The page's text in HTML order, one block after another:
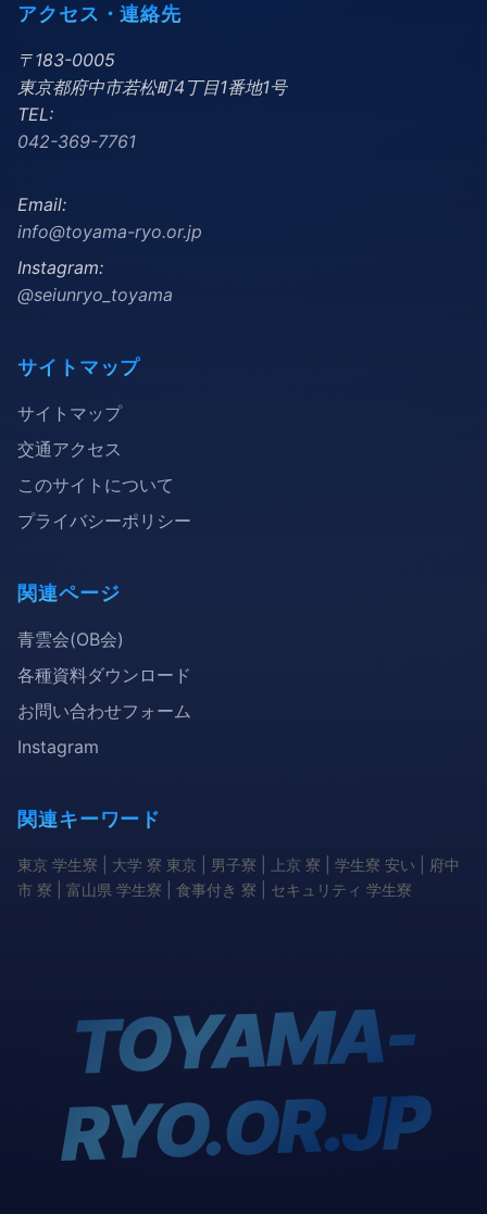
アクセス・連絡先
〒183-0005
東京都府中市若松町4丁目1番地1号
TEL:
042-369-7761
Email:
info@toyama-ryo.or.jp
Instagram:
@seiunryo_toyama
サイトマップ
サイトマップ
交通アクセス
このサイトについて
プライバシーポリシー
関連ページ
青雲会(OB会)
各種資料ダウンロード
お問い合わせフォーム
Instagram
関連キーワード
東京 学生寮 | 大学 寮 東京 | 男子寮 | 上京 寮 | 学生寮 安い | 府中
市 寮 | 富山県 学生寮 | 食事付き 寮 | セキュリティ 学生寮
TOYA
MA-
RYO.OR.JP